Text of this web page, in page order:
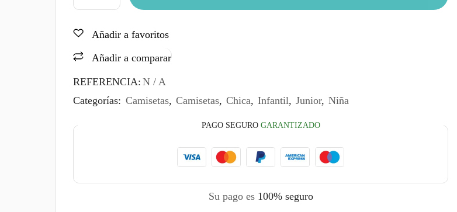
Añadir a favoritos
Añadir a comparar
REFERENCIA: N / A
Categorías: Camisetas, Camisetas, Chica, Infantil, Junior, Niña
PAGO SEGURO GARANTIZADO
Su pago es 100% seguro